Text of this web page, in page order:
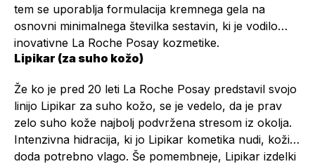
tem se uporablja formulacija kremnega gela na
osnovni minimalnega številka sestavin, ki je vodilo
inovativne La Roche Posay kozmetike.
Lipikar (za suho kožo)
Že ko je pred 20 leti La Roche Posay predstavil svojo
linijo Lipikar za suho kožo, se je vedelo, da je prav
zelo suho kože najbolj podvržena stresom iz okolja.
Intenzivna hidracija, ki jo Lipikar kometika nudi, koži
doda potrebno vlago. Še pomembneje, Lipikar izdelki